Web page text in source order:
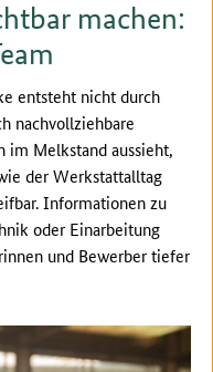
machen:
entsteht nicht durch
nachvollziehbare
Melkstand aussieht,
der Werkstattalltag
Informationen zu
oder Einarbeitung
und Bewerber tiefer